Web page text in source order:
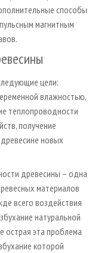
способы
магнитным
цели:
влажностью,
теплопроводности
получение
новых
древесины – одна
материалов
всего воздействия
натуральной
острая эта проблема
которой